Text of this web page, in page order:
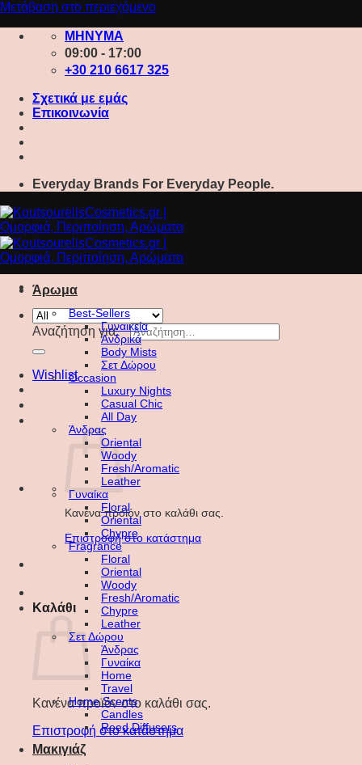
Μετάβαση στο περιεχόμενο
ΜΗΝΥΜΑ
09:00 - 17:00
+30 210 6617 325
Σχετικά με εμάς
Επικοινωνία
Everyday Brands For Everyday People.
Αναζήτηση για:
Wishlist
Κανένα προϊόν στο καλάθι σας.
Επιστροφή στο κατάστημα
Καλάθι
Κανένα προϊόν στο καλάθι σας.
Επιστροφή στο κατάστημα
Άρωμα
Best-Sellers
Γυναικεία
Ανδρικά
Body Mists
Σετ Δώρου
Occasion
Luxury Nights
Casual Chic
All Day
Άνδρας
Oriental
Woody
Fresh/Aromatic
Leather
Γυναίκα
Floral
Oriental
Chypre
Fragrance
Floral
Oriental
Woody
Fresh/Aromatic
Chypre
Leather
Σετ Δώρου
Άνδρας
Γυναίκα
Home
Travel
Home Scents
Candles
Reed Diffusers
Μακιγιάζ